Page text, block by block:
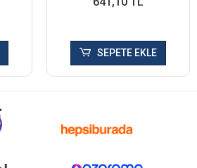
SEPETE EKLE